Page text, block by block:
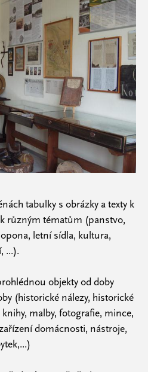
tabulky s obrázky a texty k
různým tématům (panstvo,
letní sídla, kultura,
...).
objekty od doby
(historické nálezy, historické
malby, fotografie, mince,
domácnosti, nástroje,